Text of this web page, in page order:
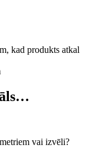
kad produkts atkal
vai izvēli?